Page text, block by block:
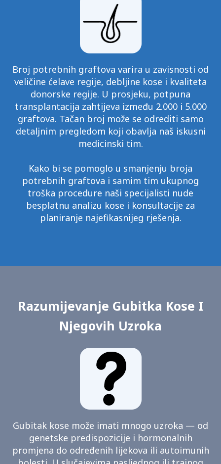
Broj potrebnih graftova varira u zavisnosti od
veličine ćelave regije, debljine kose i kvaliteta
donorske regije. U prosjeku, potpuna
transplantacija zahtijeva između 2.000 i 5.000
graftova. Tačan broj može se odrediti samo
detaljnim pregledom koji obavlja naš iskusni
medicinski tim.
Kako bi se pomoglo u smanjenju broja
potrebnih graftova i samim tim ukupnog
troška procedure naši specijalisti nude
besplatnu analizu kose i konsultacije za
planiranje najefikasnijeg rješenja.
Razumijevanje Gubitka Kose I
Njegovih Uzroka
Gubitak kose može imati mnogo uzroka — od
genetske predispozicije i hormonalnih
promjena do određenih lijekova ili autoimunih